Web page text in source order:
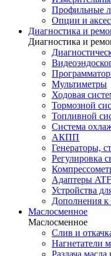
Профильные
Опции и
Диагностика и
Диагностика и
Мультиметры
Ходовая
Тормозной
Топливной
Система
АКПП
Генераторы,
Регулировка
Адаптеры ATF
Устройства
Дополнения к
Маслосменное
Маслосменное
Слив и
Нагнетатели
Раздача масла